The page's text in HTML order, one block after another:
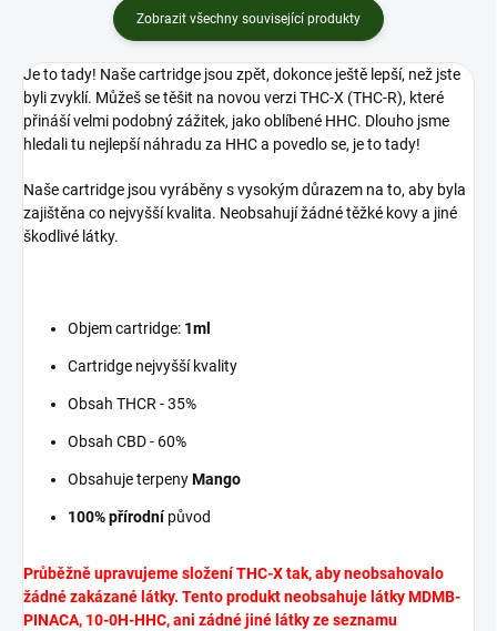
Zobrazit všechny související produkty
Je to tady! Naše cartridge jsou zpět, dokonce ještě lepší, než jste
byli zvyklí. Můžeš se těšit na novou verzi THC-X (THC-R), které
přináší velmi podobný zážitek, jako oblíbené HHC. Dlouho jsme
hledali tu nejlepší náhradu za HHC a povedlo se, je to tady!
Naše cartridge jsou vyráběny s vysokým důrazem na to, aby byla
zajištěna co nejvyšší kvalita. Neobsahují žádné těžké kovy a jiné
škodlivé látky.
Objem cartridge: 1ml
Cartridge nejvyšší kvality
Obsah THCR - 35%
Obsah CBD - 60%
Obsahuje terpenyMango
100% přírodnípůvod
Průběžně upravujeme složení THC-X tak, aby neobsahovalo
žádné zakázané látky. Tento produkt neobsahuje látky MDMB-
PINACA, 10-0H-HHC, ani zádné jiné látky ze seznamu